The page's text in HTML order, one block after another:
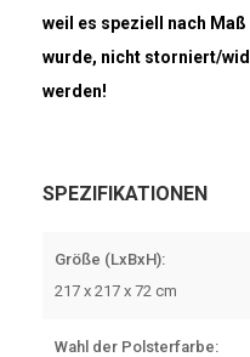
weil es speziell nach
wurde, nicht storniert/
werden!
SPEZIFIKATIONEN
Größe (LxBxH):
217 x 217 x 72 cm
Wahl der Polsterfarbe: